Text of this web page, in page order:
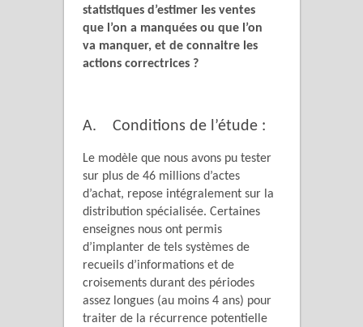
statistiques d’estimer les ventes
que l’on a manquées ou que l’on
va manquer, et de connaitre les
actions correctrices ?
A. Conditions de l’étude :
Le modèle que nous avons pu tester
sur plus de 46 millions d’actes
d’achat, repose intégralement sur la
distribution spécialisée. Certaines
enseignes nous ont permis
d’implanter de tels systèmes de
recueils d’informations et de
croisements durant des périodes
assez longues (au moins 4 ans) pour
traiter de la récurrence potentielle